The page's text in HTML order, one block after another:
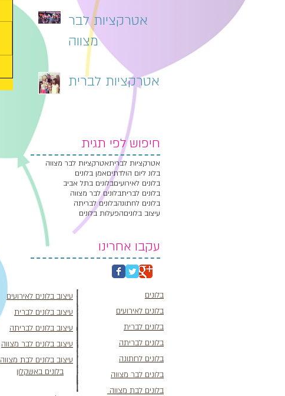
אטרקציות לבר
מצווה
אטרקציות לברית
חיפוש לפי תגית
אטרקציות לבר מצווהאטרקציות לברית
אמן בלוניםבלונ ליום הולדתים
בלונים בתל אביבבלונים לאירועים
בלונים לבר מצווהבלונים לברית
בלונים לבריתהבלונים לחתונה
הפעלות בלוניםעיצוב בלונים
עקבו אחרינו
בלונים באשקלון
עיצוב בלונים לאירועים
עיצוב בלונים לברית
עיצוב בלונים לבריתה
עיצוב בלונים לבר מצווה
עיצוב בלונים לבת מצווה
בלונים
בלונים לאירועים
בלונים לברית
בלונים לבריתה
בלונים לחתונה
בלונים לבר מצווה
בלונים לבת מצווה